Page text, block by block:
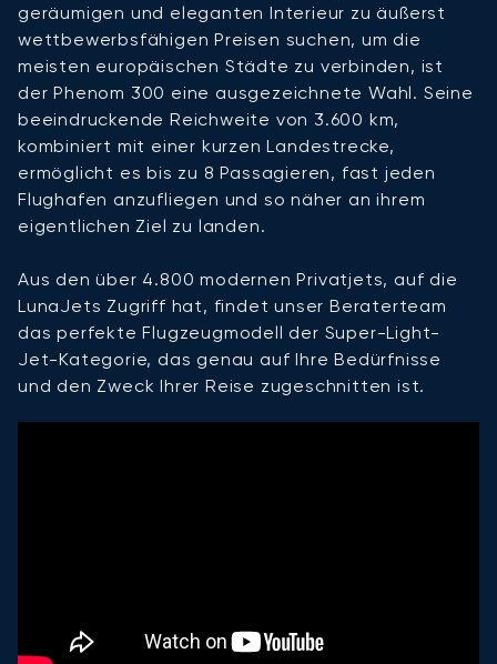
geräumigen und eleganten Interieur zu äußerst
wettbewerbsfähigen Preisen suchen, um die
meisten europäischen Städte zu verbinden, ist
der Phenom 300 eine ausgezeichnete Wahl. Seine
beeindruckende Reichweite von 3.600 km,
kombiniert mit einer kurzen Landestrecke,
ermöglicht es bis zu 8 Passagieren, fast jeden
Flughafen anzufliegen und so näher an ihrem
eigentlichen Ziel zu landen.
Aus den über 4.800 modernen Privatjets, auf die
LunaJets Zugriff hat, findet unser Beraterteam
das perfekte Flugzeugmodell der Super-Light-
Jet-Kategorie, das genau auf Ihre Bedürfnisse
und den Zweck Ihrer Reise zugeschnitten ist.